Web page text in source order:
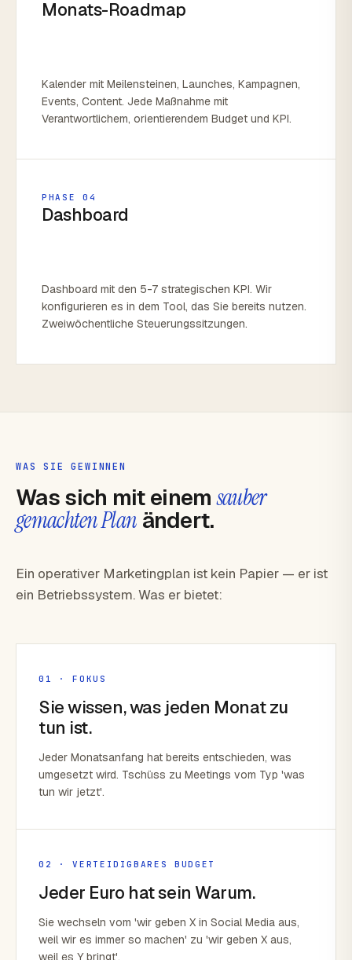
Monats-Roadmap
Kalender mit Meilensteinen, Launches, Kampagnen,
Events, Content. Jede Maßnahme mit
Verantwortlichem, orientierendem Budget und KPI.
PHASE 04
Dashboard
Dashboard mit den 5-7 strategischen KPI. Wir
konfigurieren es in dem Tool, das Sie bereits nutzen.
Zweiwöchentliche Steuerungssitzungen.
WAS SIE GEWINNEN
Was sich mit einemsauber
gemachten Plan ändert.
Ein operativer Marketingplan ist kein Papier — er ist
ein Betriebssystem. Was er bietet:
01 · FOKUS
Sie wissen, was jeden Monat zu
tun ist.
Jeder Monatsanfang hat bereits entschieden, was
umgesetzt wird. Tschüss zu Meetings vom Typ 'was
tun wir jetzt'.
02 · VERTEIDIGBARES BUDGET
Jeder Euro hat sein Warum.
Sie wechseln vom 'wir geben X in Social Media aus,
weil wir es immer so machen' zu 'wir geben X aus,
weil es Y bringt'.